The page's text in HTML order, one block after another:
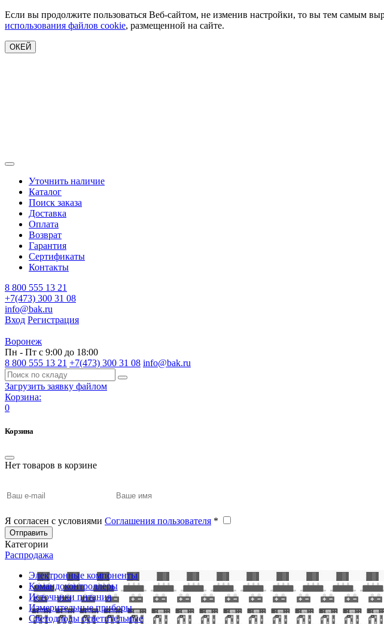
Если вы продолжите пользоваться Веб-сайтом, не изменив настройки, то вы тем самым
использования файлов cookie, размещенной на сайте.
ОКЕЙ
Уточнить наличие
Каталог
Поиск заказа
Доставка
Оплата
Возврат
Гарантия
Сертификаты
Контакты
8 800 555 13 21
+7(473) 300 31 08
info@bak.ru
Вход Регистрация
Воронеж
Пн - Пт с 9:00 до 18:00
8 800 555 13 21 +7(473) 300 31 08 info@bak.ru
Загрузить заявку файлом
Корзина:
0
Корзина
Нет товаров в корзине
Я согласен с условиями Соглашения пользователя *
Отправить
Категории
Распродажа
Электронные компоненты
Командоконтроллеры
Источники питания
Измерительные приборы
Светодиоды осветительные